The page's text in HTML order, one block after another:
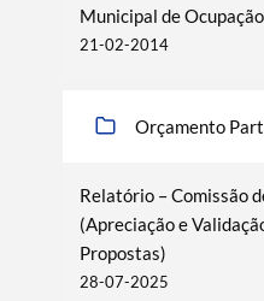
Municipal de
21-02-2014
Orçamento
Relatório – Comissão
(Apreciação e
Propostas)
28-07-2025